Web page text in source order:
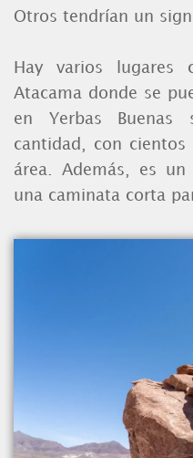
Otros tendrían un
Hay varios lugares
Atacama donde se
en Yerbas Buenas
cantidad, con
área. Además, es
una caminata corta